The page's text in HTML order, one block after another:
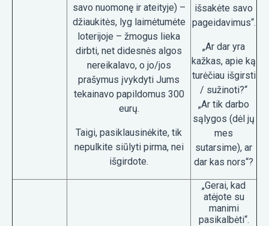
savo nuomonę ir ateityje) –
džiaukitės, lyg laimėtumėte
loterijoje – žmogus lieka
dirbti, net didesnės algos
nereikalavo, o jo/jos
prašymus įvykdyti Jums
tekainavo papildomus 300
eurų.
Taigi, pasiklausinėkite, tik
nepulkite siūlyti pirma, nei
išgirdote.
išsakėte savo
pageidavimus“.
„Ar dar yra
kažkas, apie ką
turėčiau išgirsti
/ sužinoti?“
„Ar tik darbo
sąlygos (dėl jų
mes
sutarsime), ar
dar kas nors“?
„Gerai, kad
atėjote su
manimi
pasikalbėti“.